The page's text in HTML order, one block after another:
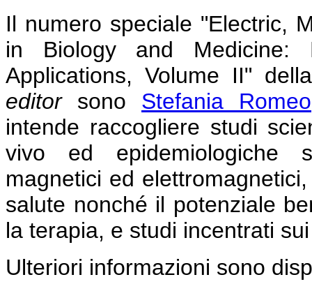
Il numero speciale "Electric,
in Biology and Medicine:
Applications, Volume II"
editorsono Stefania Romeo
intende raccogliere studi
vivo ed epidemiologiche
magnetici ed
salute nonché il potenziale
la terapia, e studi incentrati
Ulteriori informazioni sono